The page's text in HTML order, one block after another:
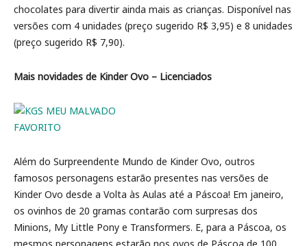
chocolates para divertir ainda mais as crianças. Disponível nas
versões com 4 unidades (preço sugerido R$ 3,95) e 8 unidades
(preço sugerido R$ 7,90).
Mais novidades de Kinder Ovo – Licenciados
Além do Surpreendente Mundo de Kinder Ovo, outros
famosos personagens estarão presentes nas versões de
Kinder Ovo desde a Volta às Aulas até a Páscoa! Em janeiro,
os ovinhos de 20 gramas contarão com surpresas dos
Minions, My Little Pony e Transformers. E, para a Páscoa, os